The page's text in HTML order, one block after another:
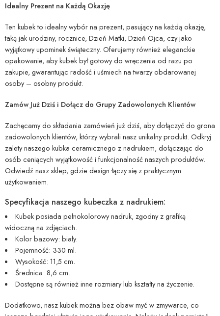
Idealny Prezent na Każdą Okazję
Ten kubek to idealny wybór na prezent, pasujący na każdą okazję,
taką jak urodziny, rocznice, Dzień Matki, Dzień Ojca, czy jako
wyjątkowy upominek świąteczny. Oferujemy również eleganckie
opakowanie, aby kubek był gotowy do wręczenia od razu po
zakupie, gwarantując radość i uśmiech na twarzy obdarowanej
osoby – osobny produkt.
Zamów Już Dziś i Dołącz do Grupy Zadowolonych Klientów
Zachęcamy do składania zamówień już dziś, aby dołączyć do grona
zadowolonych klientów, którzy wybrali nasz unikalny produkt. Odkryj
zalety naszego kubka ceramicznego z nadrukiem, dołączając do
osób ceniących wyjątkowość i funkcjonalność naszych produktów.
Odwiedź nasz sklep, gdzie design łączy się z praktycznym
użytkowaniem.
Specyfikacja naszego kubeczka z nadrukiem:
Kubek posiada pełnokolorowy nadruk, zgodny z grafiką
widoczną na zdjęciach.
Kolor bazowy: biały.
Pojemność: 330 ml.
Wysokość: 11,5 cm.
Średnica: 8,6 cm.
Dostępne są również inne rozmiary lub kształty na życzenie.
Dodatkowo, nasz kubek można bez obaw myć w zmywarce, co